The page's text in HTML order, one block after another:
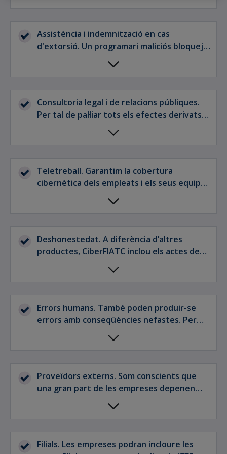
en riscos cibernètics a nivell mundial per a
Assistència i indemnització en cas
d'extorsió. Un programari maliciós bloqueja
el sistema, encripta la informació i sol·licita
un rescat en bitcoins per a recuperar-lo.
nostre equip de resposta (expert en casos
d'aquest tipus) i cobertura dels costos
Consultoria legal i de relacions públiques.
Per tal de pal·liar tots els efectes derivats
Teletreball. Garantim la cobertura
cibernètica dels empleats i els seus equips,
tant personals com corporatius, mentre
treballen en remot.
Deshonestedat. A diferència d’altres
productes, CiberFIATC inclou els actes de
deshonestedat dels empleats de
l'assegurat (excepte els comportaments
Errors humans. També poden produir-se
errors amb conseqüències nefastes. Per
aquest motiu, cobrim les interrupcions dels
sistemes de l'assegurat fins i tot quan són
Proveïdors externs. Som conscients que
una gran part de les empreses depenen
informàticament de tercers. Per això
CiberFIATC entén que totes les dades
serveis per contracte escrit es troben
Filials. Les empreses podran incloure les